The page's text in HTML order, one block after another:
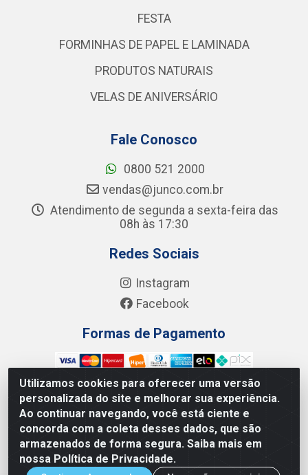
Utilizamos cookies para oferecer uma versão
personalizada do site e melhorar sua experiência.
Ao continuar navegando, você está ciente e
concorda com a coleta desses dados, que são
armazenados de forma segura. Saiba mais em
nossa Política de Privacidade.
FESTA
FORMINHAS DE PAPEL E LAMINADA
PRODUTOS NATURAIS
VELAS DE ANIVERSÁRIO
Fale Conosco
0800 521 2000
vendas@junco.com.br
Atendimento de segunda a sexta-feira das
08h às 17:30
Redes Sociais
Instagram
Facebook
Formas de Pagamento
Junco Industria e Comercio Ltda - R. Lineu Anterino
Mariano, 505 - Distrito Industrial, Uberlândia - MG CEP
38.402-346 - CNPJ: 66.312.653/0001-14